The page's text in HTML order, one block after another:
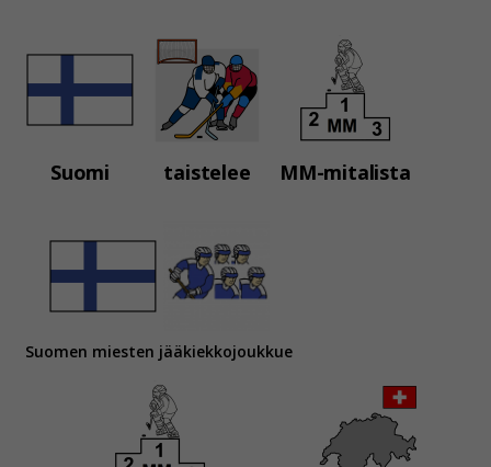
Suomi taistelee MM-mitalista
Suomen miesten jääkiekkojoukkue